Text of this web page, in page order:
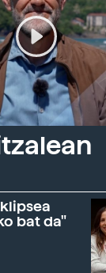
bat da"